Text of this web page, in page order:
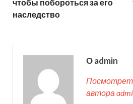
чтобы побороться за его
наследство
О admin
автора